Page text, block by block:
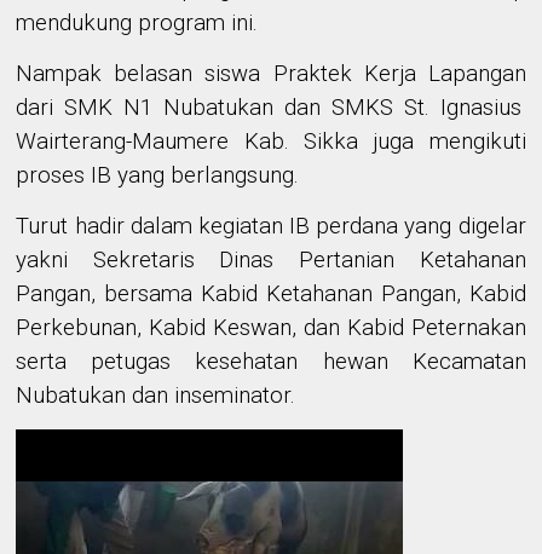
mendukung program ini.
Nampak belasan siswa Praktek Kerja Lapangan
dari SMK N1 Nubatukan dan SMKS St. Ignasius
Wairterang-Maumere Kab. Sikka juga mengikuti
proses IB yang berlangsung.
Turut hadir dalam kegiatan IB perdanayang digelar
yakni Sekretaris Dinas Pertanian Ketahanan
Pangan, bersama Kabid Ketahanan Pangan, Kabid
Perkebunan, Kabid Keswan, dan Kabid Peternakan
serta petugas kesehatan hewan Kecamatan
Nubatukandan inseminator.